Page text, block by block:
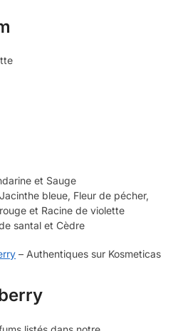
et Sauge
bleue, Fleur de pécher,
et Racine de violette
santal et Cèdre
– Authentiques sur Kosmeticas